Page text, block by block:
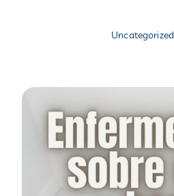
Uncategorized